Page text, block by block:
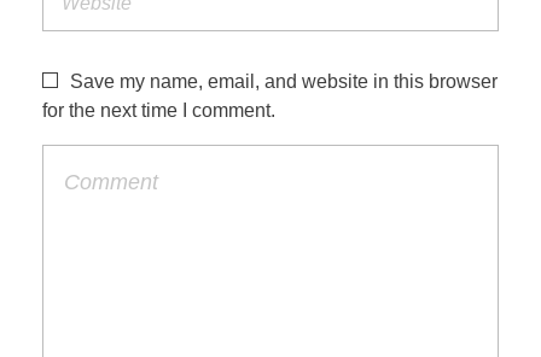
Save my name, email, and website in this browser
for the next time I comment.